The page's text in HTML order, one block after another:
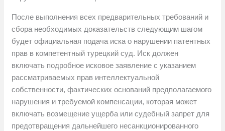
После выполнения всех предварительных требований и
сбора необходимых доказательств следующим шагом
будет официальная подача иска о нарушении патентных
прав в компетентный турецкий суд. Иск должен
включать подробное исковое заявление с указанием
рассматриваемых прав интеллектуальной
собственности, фактических оснований предполагаемого
нарушения и требуемой компенсации, которая может
включать возмещение ущерба или судебный запрет для
предотвращения дальнейшего несанкционированного